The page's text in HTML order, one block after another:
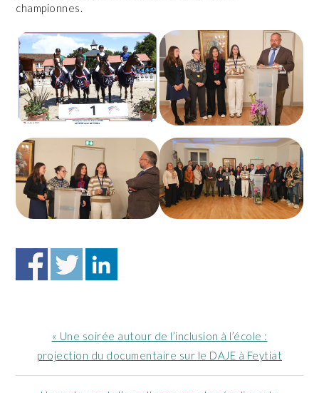
championnes.
Article
précédent
:
« Une soirée autour de l’inclusion à l’école :
projection du documentaire sur le DAJE à Feytiat